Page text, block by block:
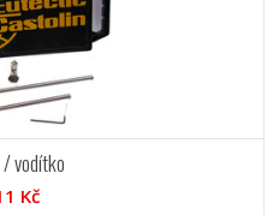
vodítko
Kč